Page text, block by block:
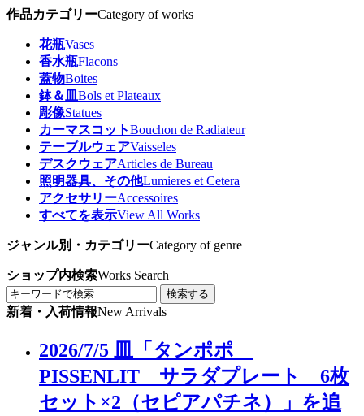
作品カテゴリーCategory of works
花瓶Vases
香水瓶Flacons
蓋物Boites
鉢＆皿 Bols et Plateaux
彫像Statues
カーマスコットBouchon de Radiateur
テーブルウェアVaisseles
デスクウェアArticles de Bureau
照明器具、その他Lumieres et Cetera
アクセサリーAccessoires
すべてを表示View All Works
ジャンル別・カテゴリーCategory of genre
ショップ内検索Works Search
検索する
新着・入荷情報New Arrivals
2026/7/5 皿「タンポポ
PISSENLIT サラダプレート 6枚
セット×2（セピアパチネ）」を追